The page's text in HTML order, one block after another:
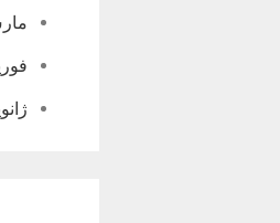
مارس
فوریه
ژانویه